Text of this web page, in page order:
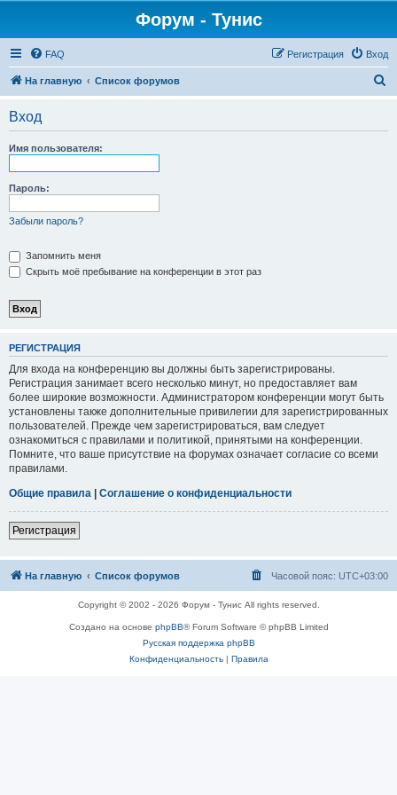
Форум - Тунис
FAQ Вход
Регистрация
На главную Список форумов
Вход
Имя пользователя:
Пароль:
Забыли пароль?
Запомнить меня
Скрыть моё пребывание на конференции в этот раз
РЕГИСТРАЦИЯ
Для входа на конференцию вы должны быть зарегистрированы.
Регистрация занимает всего несколько минут, но предоставляет вам
более широкие возможности. Администратором конференции могут быть
установлены также дополнительные привилегии для зарегистрированных
пользователей. Прежде чем зарегистрироваться, вам следует
ознакомиться с правилами и политикой, принятыми на конференции.
Помните, что ваше присутствие на форумах означает согласие со всеми
правилами.
Общие правила | Соглашение о конфиденциальности
Регистрация
На главную Список форумов Часовой пояс: UTC+03:00
Copyright © 2002 - 2026 Форум - Тунис All rights reserved.
Создано на основе phpBB® Forum Software © phpBB Limited
Русская поддержка phpBB
Конфиденциальность| Правила